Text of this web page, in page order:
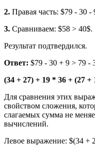
2. Правая часть: $79 - 30 -
3. Сравниваем: $58 > 40$.
Результат подтвердился.
Ответ: $79 - 30 + 9 > 79 -
(34 + 27) + 19 * 36 + (27 +
Для сравнения этих
свойством сложения,
слагаемых сумма не
вычислений.
Левое выражение: $(34 +